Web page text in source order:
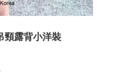
頸露背小洋裝